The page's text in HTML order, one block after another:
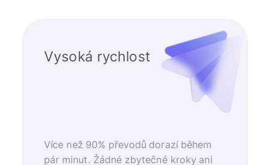
Vysoká rychlost
Více než 90% převodů dorazí během
pár minut. Žádné zbytečné kroky ani